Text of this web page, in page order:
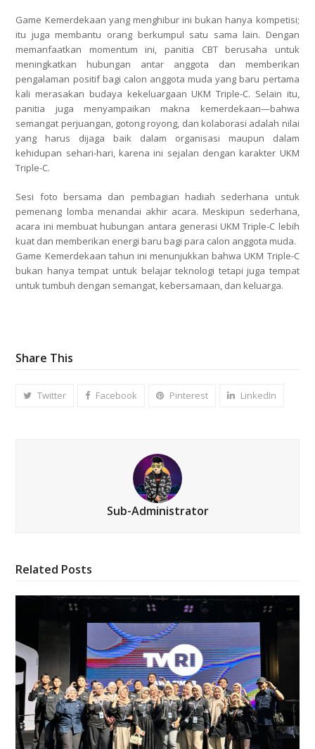
Game Kemerdekaan yang menghibur ini bukan hanya kompetisi;
itu juga membantu orang berkumpul satu sama lain. Dengan
memanfaatkan momentum ini, panitia CBT berusaha untuk
meningkatkan hubungan antar anggota dan memberikan
pengalaman positif bagi calon anggota muda yang baru pertama
kali merasakan budaya kekeluargaan UKM Triple-C. Selain itu,
panitia juga menyampaikan makna kemerdekaan—bahwa
semangat perjuangan, gotong royong, dan kolaborasi adalah nilai
yang harus dijaga baik dalam organisasi maupun dalam
kehidupan sehari-hari, karena ini sejalan dengan karakter UKM
Triple-C.
Sesi foto bersama dan pembagian hadiah sederhana untuk
pemenang lomba menandai akhir acara. Meskipun sederhana,
acara ini membuat hubungan antara generasi UKM Triple-C lebih
kuat dan memberikan energi baru bagi para calon anggota muda.
Game Kemerdekaan tahun ini menunjukkan bahwa UKM Triple-C
bukan hanya tempat untuk belajar teknologi tetapi juga tempat
untuk tumbuh dengan semangat, kebersamaan, dan keluarga.
Share This
Twitter Facebook Pinterest LinkedIn
Sub-Administrator
Related Posts